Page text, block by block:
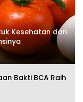
Kesehatan dan
Bakti BCA Raih